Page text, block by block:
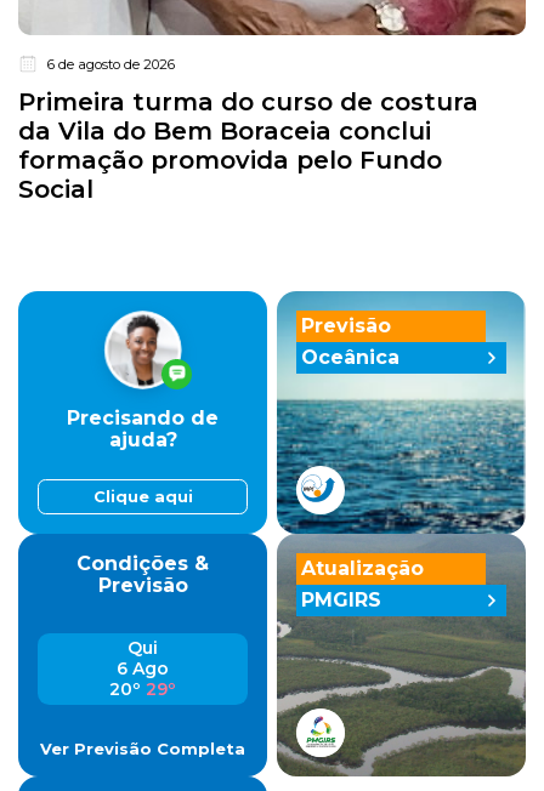
6 de agosto de 2026
Primeira turma do curso de costura
da Vila do Bem Boraceia conclui
formação promovida pelo Fundo
Social
Previsão
Oceânica
Precisando de
ajuda?
Clique aqui
Condições &
Previsão
Qui
6 Ago
20º 29º
Ver Previsão Completa
Atualização
PMGIRS